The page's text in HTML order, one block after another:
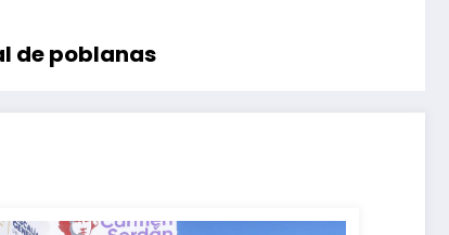
de poblanas